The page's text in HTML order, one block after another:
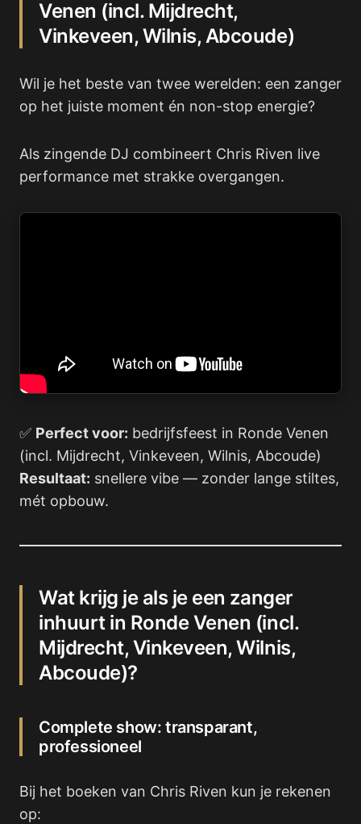
Venen (incl. Mijdrecht,
Vinkeveen, Wilnis, Abcoude)
Wil je het beste van twee werelden: een zanger
op het juiste moment én non-stop energie?
Als zingende DJ combineert Chris Riven live
performance met strakke overgangen.
✅ Perfect voor: bedrijfsfeest in Ronde Venen
(incl. Mijdrecht, Vinkeveen, Wilnis, Abcoude)
Resultaat: snellere vibe — zonder lange stiltes,
mét opbouw.
Wat krijg je als je een zanger
inhuurt in Ronde Venen (incl.
Mijdrecht, Vinkeveen, Wilnis,
Abcoude)?
Complete show: transparant,
professioneel
Bij het boeken van Chris Riven kun je rekenen
op: